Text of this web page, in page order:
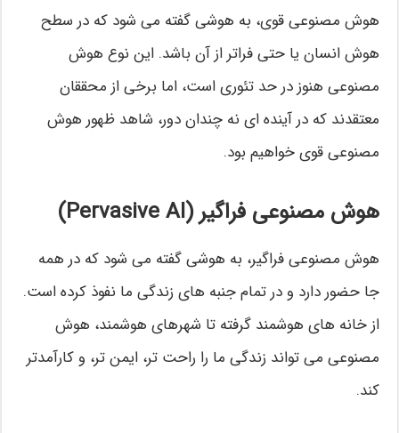
هوش مصنوعی قوی، به هوشی گفته می شود که در سطح
هوش انسان یا حتی فراتر از آن باشد. این نوع هوش
مصنوعی هنوز در حد تئوری است، اما برخی از محققان
معتقدند که در آینده ای نه چندان دور، شاهد ظهور هوش
مصنوعی قوی خواهیم بود.
هوش مصنوعی فراگیر (Pervasive AI)
هوش مصنوعی فراگیر، به هوشی گفته می شود که در همه
جا حضور دارد و در تمام جنبه های زندگی ما نفوذ کرده است.
از خانه های هوشمند گرفته تا شهرهای هوشمند، هوش
مصنوعی می تواند زندگی ما را راحت تر، ایمن تر، و کارآمدتر
کند.